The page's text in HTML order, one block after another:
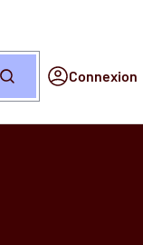
Recherche Connexion